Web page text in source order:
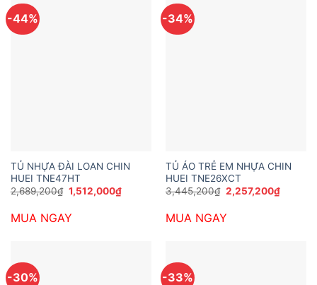
-44%
TỦ NHỰA ĐÀI LOAN CHIN
HUEI TNE47HT
2,689,200₫ Giá
gốc
2,689,200₫.
1,512,000₫Giá
hiện
MUA NGAY
-34%
TỦ ÁO TRẺ EM NHỰA CHIN
HUEI TNE26XCT
3,445,200₫ Giá
gốc
3,445,200₫.
2,257,200₫Giá
hiện
MUA NGAY
-30% -33%